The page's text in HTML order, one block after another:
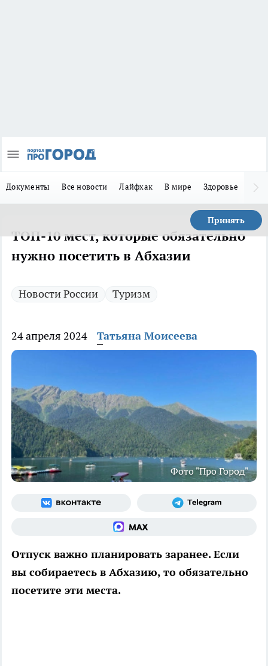
Документы Все новости Лайфхак В мире Здоровье
Принять
ТОП-10 мест, которые обязательно
нужно посетить в Абхазии
Новости России Туризм
24 апреля 2024 Татьяна Моисеева
Фото "Про Город"
Отпуск важно планировать заранее. Если
вы собираетесь в Абхазию, то обязательно
посетите эти места.